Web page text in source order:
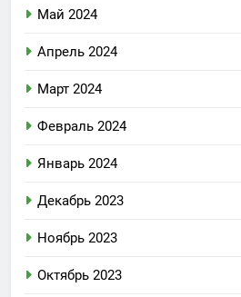
Май 2024
Апрель 2024
Март 2024
Февраль 2024
Январь 2024
Декабрь 2023
Ноябрь 2023
Октябрь 2023